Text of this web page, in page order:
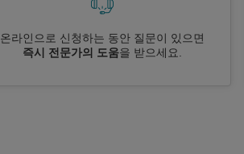
온라인으로 신청하는 동안 질문이 있으면
즉시 전문가의 도움을 받으세요.